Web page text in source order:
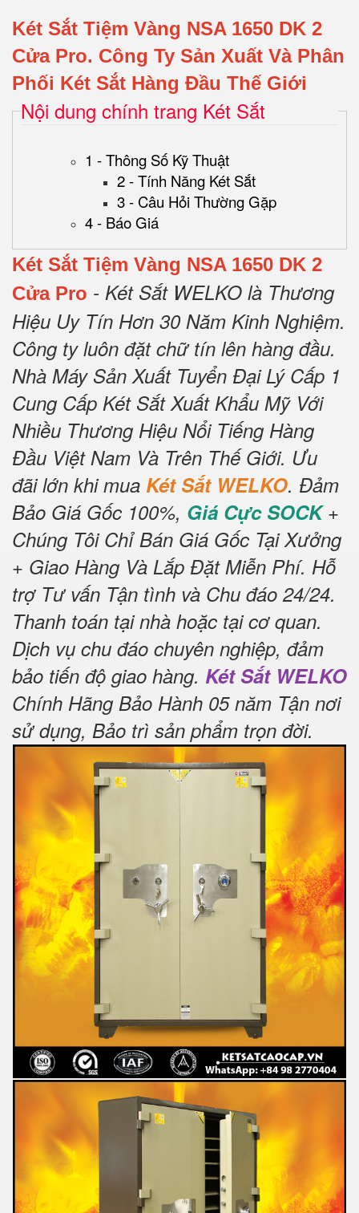
Két Sắt Tiệm Vàng NSA 1650 DK 2
Cửa Pro. Công Ty Sản Xuất Và Phân
Phối Két Sắt Hàng Đầu Thế Giới
Nội dung chính trang Két Sắt
1 - Thông Số Kỹ Thuật
2 - Tính Năng Két Sắt
3 - Câu Hỏi Thường Gặp
4 - Báo Giá
Két Sắt Tiệm Vàng NSA 1650 DK 2
Cửa Pro - Két Sắt WELKO là Thương
Hiệu Uy Tín Hơn 30 Năm Kinh Nghiệm.
Công ty luôn đặt chữ tín lên hàng đầu.
Nhà Máy Sản Xuất Tuyển Đại Lý Cấp 1
Cung Cấp Két Sắt Xuất Khẩu Mỹ Với
Nhiều Thương Hiệu Nổi Tiếng Hàng
Đầu Việt Nam Và Trên Thế Giới. Ưu
đãi lớn khi mua Két Sắt WELKO. Đảm
Bảo Giá Gốc 100%, Giá Cực SOCK+
Chúng Tôi Chỉ Bán Giá Gốc Tại Xưởng
+ Giao Hàng Và Lắp Đặt Miễn Phí. Hỗ
trợ Tư vấn Tận tình và Chu đáo 24/24.
Thanh toán tại nhà hoặc tại cơ quan.
Dịch vụ chu đáo chuyên nghiệp, đảm
bảo tiến độ giao hàng. Két Sắt WELKO
Chính Hãng Bảo Hành 05 năm Tận nơi
sử dụng, Bảo trì sản phẩm trọn đời.